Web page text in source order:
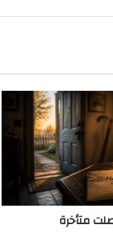
متأخرة